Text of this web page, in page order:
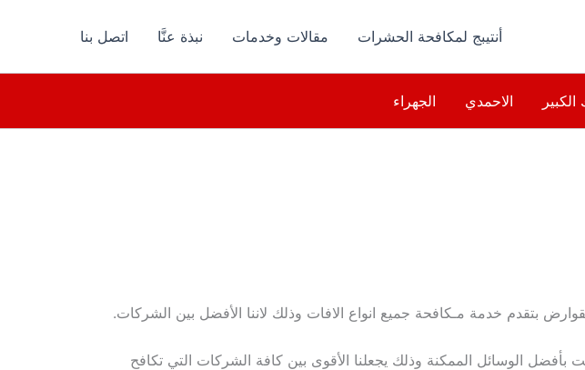
أنتيبج لمكافحة الحشرات مقالات وخدمات نبذة عنَّا اتصل بنا
الاحمدي الجهراء
بتقدم خدمة مـكافحة جميع انواع الافات وذلك لاننا الأفضل بين الشركات.
الوسائل الممكنة وذلك يجعلنا الأقوى بين كافة الشركات التي تكافح